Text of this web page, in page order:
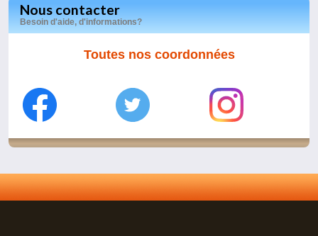
Nous contacter
Besoin d'aide, d'informations?
Toutes nos coordonnées